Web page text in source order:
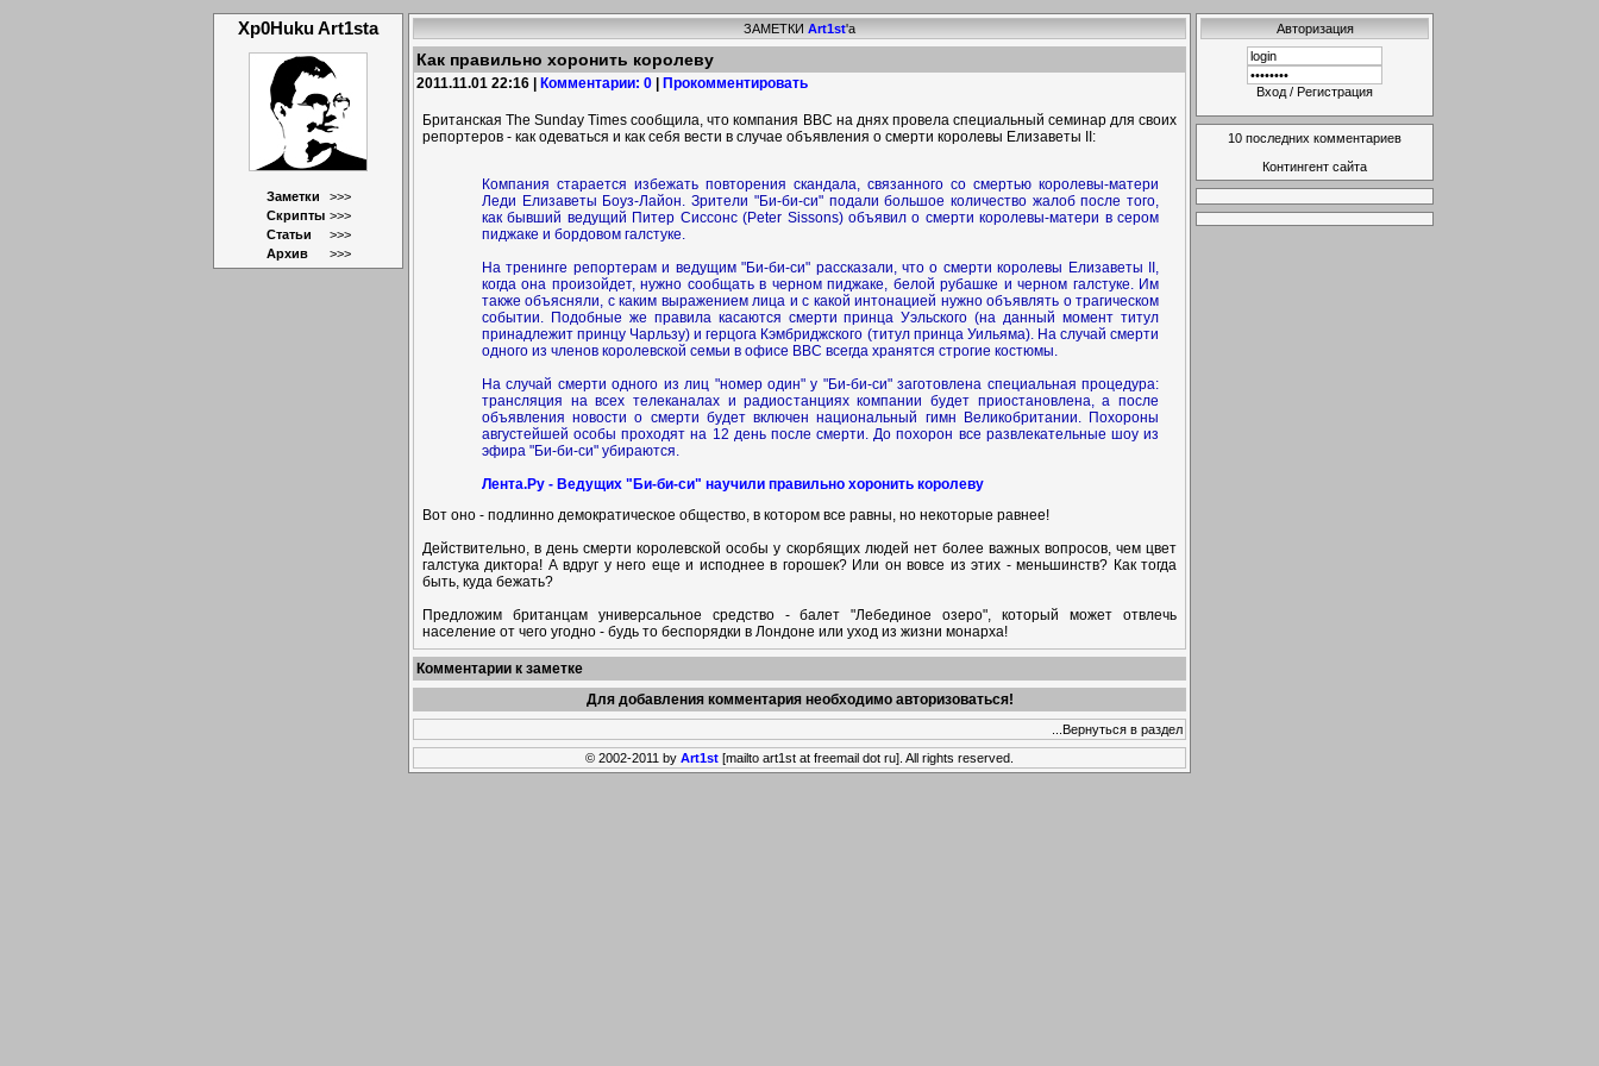
Xp0Huku Art1sta
Заметки
>>>
Скрипты >>>
Статьи
>>>
Архив
>>>
ЗАМЕТКИ Art1st'а
Как правильно хоронить королеву
2011.11.01 22:16 | Комментарии: 0 Прокомментировать
Британская The Sunday Times сообщила, что компания BBC на днях провела специальный семинар для своих
репортеров - как одеваться и как себя вести в случае объявления о смерти королевы Елизаветы II:
Компания старается избежать повторения скандала, связанного со смертью королевы-матери
Леди Елизаветы Боуз-Лайон. Зрители "Би-би-си" подали большое количество жалоб после того,
как бывший ведущий Питер Сиссонс (Peter Sissons) объявил о смерти королевы-матери в сером
пиджаке и бордовом галстуке.
На тренинге репортерам и ведущим "Би-би-си" рассказали, что о смерти королевы Елизаветы II,
когда она произойдет, нужно сообщать в черном пиджаке, белой рубашке и черном галстуке. Им
также объясняли, с каким выражением лица и с какой интонацией нужно объявлять о трагическом
событии. Подобные же правила касаются смерти принца Уэльского (на данный момент титул
принадлежит принцу Чарльзу) и герцога Кэмбриджского (титул принца Уильяма). На случай смерти
одного из членов королевской семьи в офисе BBC всегда хранятся строгие костюмы.
На случай смерти одного из лиц "номер один" у "Би-би-си" заготовлена специальная процедура:
трансляция на всех телеканалах и радиостанциях компании будет приостановлена, а после
объявления новости о смерти будет включен национальный гимн Великобритании. Похороны
августейшей особы проходят на 12 день после смерти. До похорон все развлекательные шоу из
эфира "Би-би-си" убираются.
Лента.Ру - Ведущих "Би-би-си" научили правильно хоронить королеву
Вот оно - подлинно демократическое общество, в котором все равны, но некоторые равнее!
Действительно, в день смерти королевской особы у скорбящих людей нет более важных вопросов, чем цвет
галстука диктора! А вдруг у него еще и исподнее в горошек? Или он вовсе из этих - меньшинств? Как тогда
быть, куда бежать?
Предложим британцам универсальное средство - балет "Лебединое озеро", который может отвлечь
население от чего угодно - будь то беспорядки в Лондоне или уход из жизни монарха!
Комментарии к заметке
Для добавления комментария необходимо авторизоваться!
...Вернуться в раздел
© 2002-2011 by Art1st [mailto art1st at freemail dot ru]. All rights reserved.
Авторизация
Вход / Регистрация
10 последних комментариев
Контингент сайта